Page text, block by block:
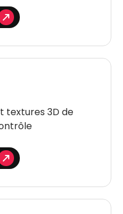
textures 3D de